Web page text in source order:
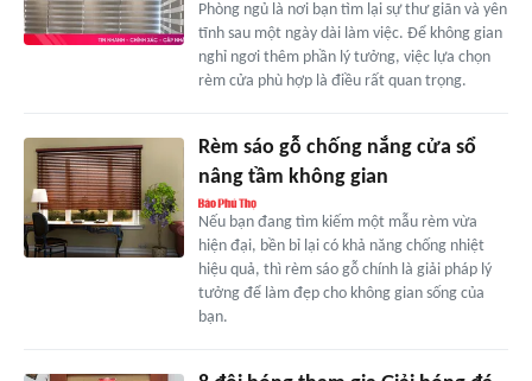
Phòng ngủ là nơi bạn tìm lại sự thư giãn và yên
tĩnh sau một ngày dài làm việc. Để không gian
nghỉ ngơi thêm phần lý tưởng, việc lựa chọn
rèm cửa phù hợp là điều rất quan trọng.
Rèm sáo gỗ chống nắng cửa sổ
nâng tầm không gian
Nếu bạn đang tìm kiếm một mẫu rèm vừa
hiện đại, bền bỉ lại có khả năng chống nhiệt
hiệu quả, thì rèm sáo gỗ chính là giải pháp lý
tưởng để làm đẹp cho không gian sống của
bạn.